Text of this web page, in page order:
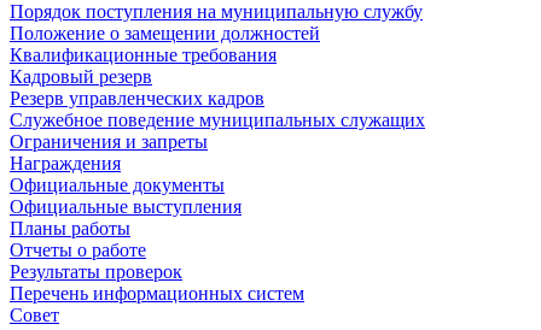
Порядок поступления на муниципальную службу
Положение о замещении должностей
Квалификационные требования
Кадровый резерв
Резерв управленческих кадров
Служебное поведение муниципальных служащих
Ограничения и запреты
Награждения
Официальные документы
Официальные выступления
Планы работы
Отчеты о работе
Результаты проверок
Перечень информационных систем
Совет